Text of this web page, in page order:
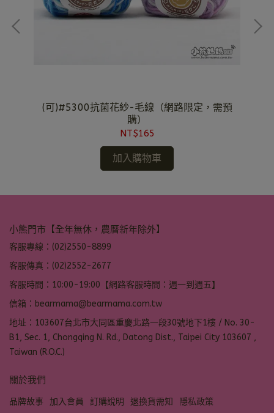
(可)#5300抗菌花紗-毛線（網路限定，需預
購）
NT$165
加入購物車
小熊門市【全年無休，農曆新年除外】
客服專線：(02)2550-8899
客服傳真：(02)2552-2677
客服時間：10:00-19:00【網路客服時間：週一到週五】
信箱：bearmama@bearmama.com.tw
地址：103607台北市大同區重慶北路一段30號地下1樓 / No. 30-
B1, Sec. 1, Chongqing N. Rd., Datong Dist., Taipei City 103607 ,
Taiwan (R.O.C.)
關於我們
品牌故事 加入會員 訂購說明 退換貨需知 隱私政策